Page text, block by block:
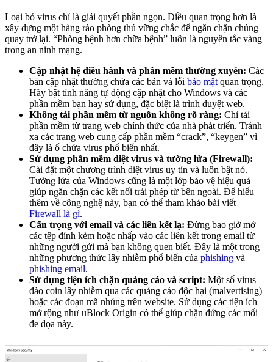
Loại bỏ virus chỉ là giải quyết phần ngọn. Điều quan trọng hơn là
xây dựng một hàng rào phòng thủ vững chắc để ngăn chặn chúng
quay trở lại. “Phòng bệnh hơn chữa bệnh” luôn là nguyên tắc vàng
trong an ninh mạng.
Cập nhật hệ điều hành và phần mềm thường xuyên: Các
bản cập nhật thường chứa các bản vá lỗi bảo mật quan trọng.
Hãy bật tính năng tự động cập nhật cho Windows và các
phần mềm bạn hay sử dụng, đặc biệt là trình duyệt web.
Không tải phần mềm từ nguồn không rõ ràng: Chỉ tải
phần mềm từ trang web chính thức của nhà phát triển. Tránh
xa các trang web cung cấp phần mềm “crack”, “keygen” vì
đây là ổ chứa virus phổ biến nhất.
Sử dụng phần mềm diệt virus và tường lửa (Firewall):
Cài đặt một chương trình diệt virus uy tín và luôn bật nó.
Tường lửa của Windows cũng là một lớp bảo vệ hiệu quả
giúp ngăn chặn các kết nối trái phép từ bên ngoài. Để hiểu
thêm về công nghệ này, bạn có thể tham khảo bài viết
Firewall là gì.
Cẩn trọng với email và các liên kết lạ: Đừng bao giờ mở
các tệp đính kèm hoặc nhấp vào các liên kết trong email từ
những người gửi mà bạn không quen biết. Đây là một trong
những phương thức lây nhiễm phổ biến của phishing và
phishing email.
Sử dụng tiện ích chặn quảng cáo và script: Một số virus
đào coin lây nhiễm qua các quảng cáo độc hại (malvertising)
hoặc các đoạn mã nhúng trên website. Sử dụng các tiện ích
mở rộng như uBlock Origin có thể giúp chặn đứng các mối
đe dọa này.